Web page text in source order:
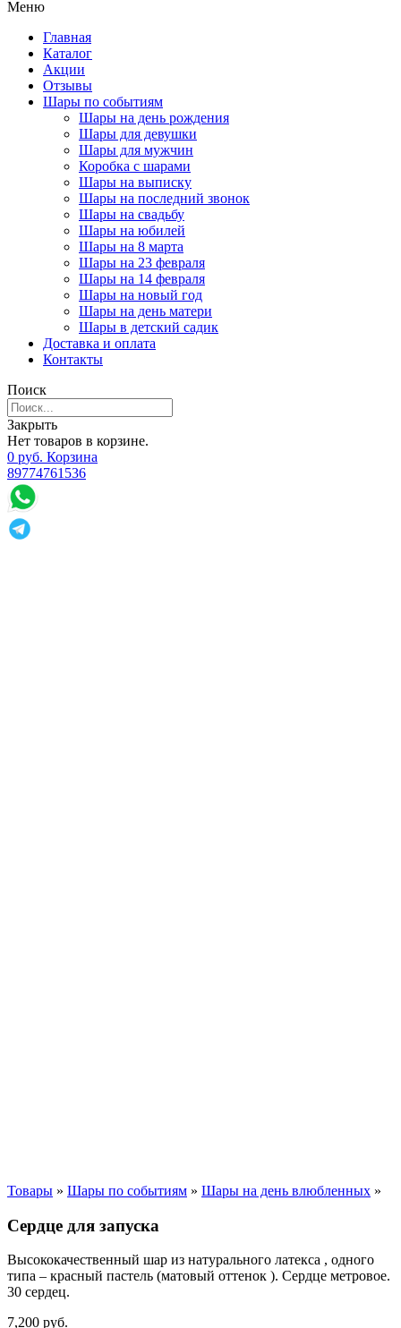
Меню
Главная
Каталог
Акции
Отзывы
Шары по событиям
Шары на день рождения
Шары для девушки
Шары для мужчин
Коробка с шарами
Шары на выписку
Шары на последний звонок
Шары на свадьбу
Шары на юбилей
Шары на 8 марта
Шары на 23 февраля
Шары на 14 февраля
Шары на новый год
Шары на день матери
Шары в детский садик
Доставка и оплата
Контакты
Поиск
Закрыть
Нет товаров в корзине.
0 руб. Корзина
89774761536
Товары » Шары по событиям » Шары на день влюбленных »
Сердце для запуска
Высококачественный шар из натурального латекса , одного
типа – красный пастель (матовый оттенок ). Сердце метровое.
30 сердец.
7,200 руб.